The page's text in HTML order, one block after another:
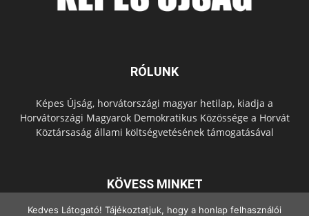
RÓLUNK
Képes Újság, horvátországi magyar hetilap, kiadja a
Horvátországi Magyarok Demokratikus Közössége a Horvát
Köztársaság állami költségvetésének támogatásával
KÖVESS MINKET
Kedves Látogató! Tájékoztatjuk, hogy a honlap felhasználói